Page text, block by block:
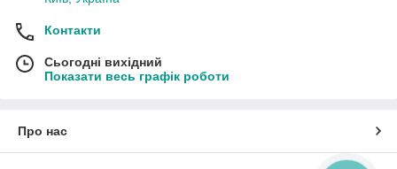
Контакти
Сьогодні вихідний
Показати весь графік роботи
Про нас